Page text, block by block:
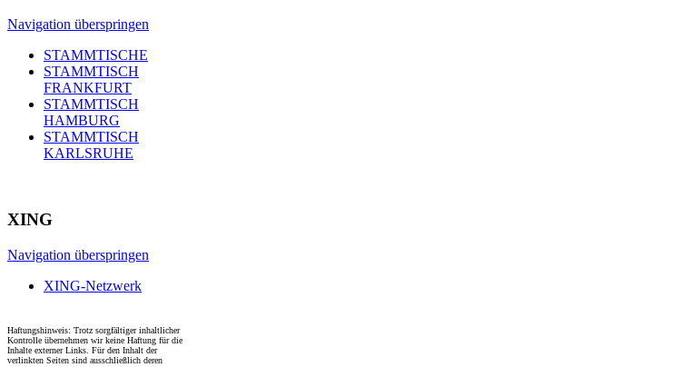
Navigation überspringen
STAMMTISCHE
STAMMTISCH
FRANKFURT
STAMMTISCH
HAMBURG
STAMMTISCH
KARLSRUHE
XING
Navigation überspringen
XING-Netzwerk
Haftungshinweis: Trotz sorgfältiger inhaltlicher
Kontrolle übernehmen wir keine Haftung für die
Inhalte externer Links. Für den Inhalt der
verlinkten Seiten sind ausschließlich deren